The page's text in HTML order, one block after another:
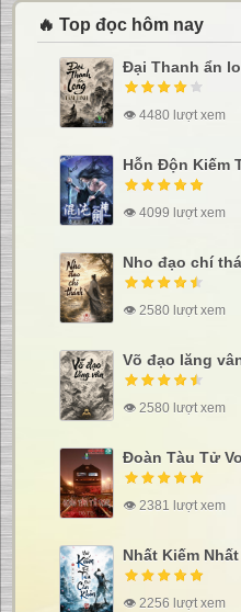
🔥 Top đọc hôm nay
Đại Thanh ẩn
👁 4480 lượt xem
Hỗn Độn Kiếm
👁 4099 lượt xem
Nho đạo chí
👁 2580 lượt xem
Võ đạo lăng
👁 2580 lượt xem
Đoàn Tàu Tử
👁 2381 lượt xem
Nhất Kiếm
👁 2256 lượt xem